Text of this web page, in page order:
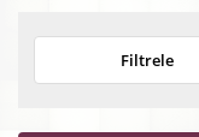
Filtrele